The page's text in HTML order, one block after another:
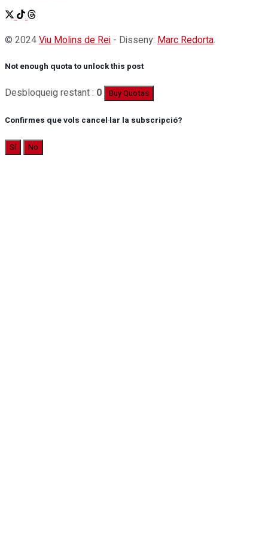
© 2024Viu Molins de Rei - Disseny: Marc Redorta.
Not enough quota to unlock this post
Desbloqueig restant : 0 Buy Quotas
Confirmes que vols cancel·lar la subscripció?
Sí No